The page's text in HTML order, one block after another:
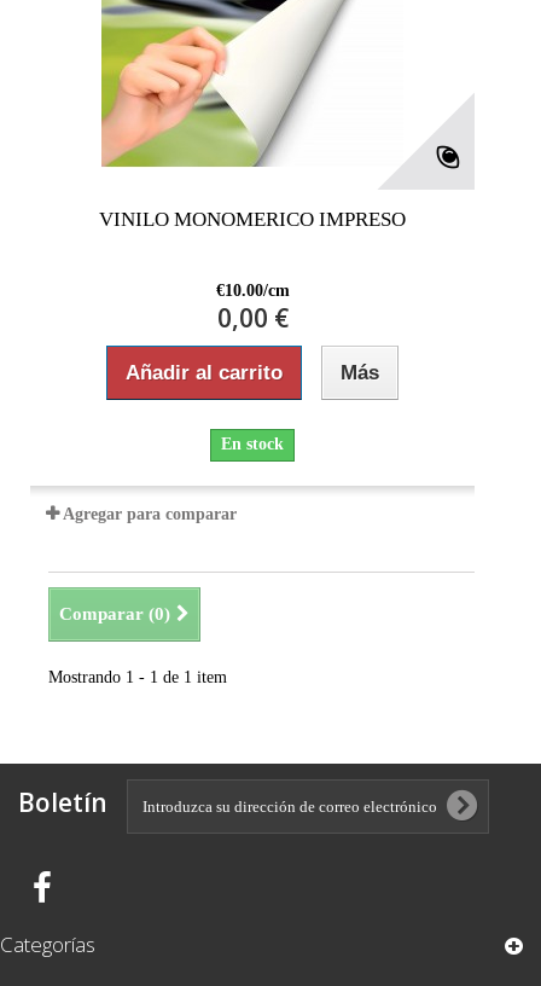
VINILO MONOMERICO IMPRESO
€10.00/cm
0,00 €
Añadir al carrito Más
En stock
Agregar para comparar
Comparar (0)
Mostrando 1 - 1 de 1 item
Boletín
Categorías